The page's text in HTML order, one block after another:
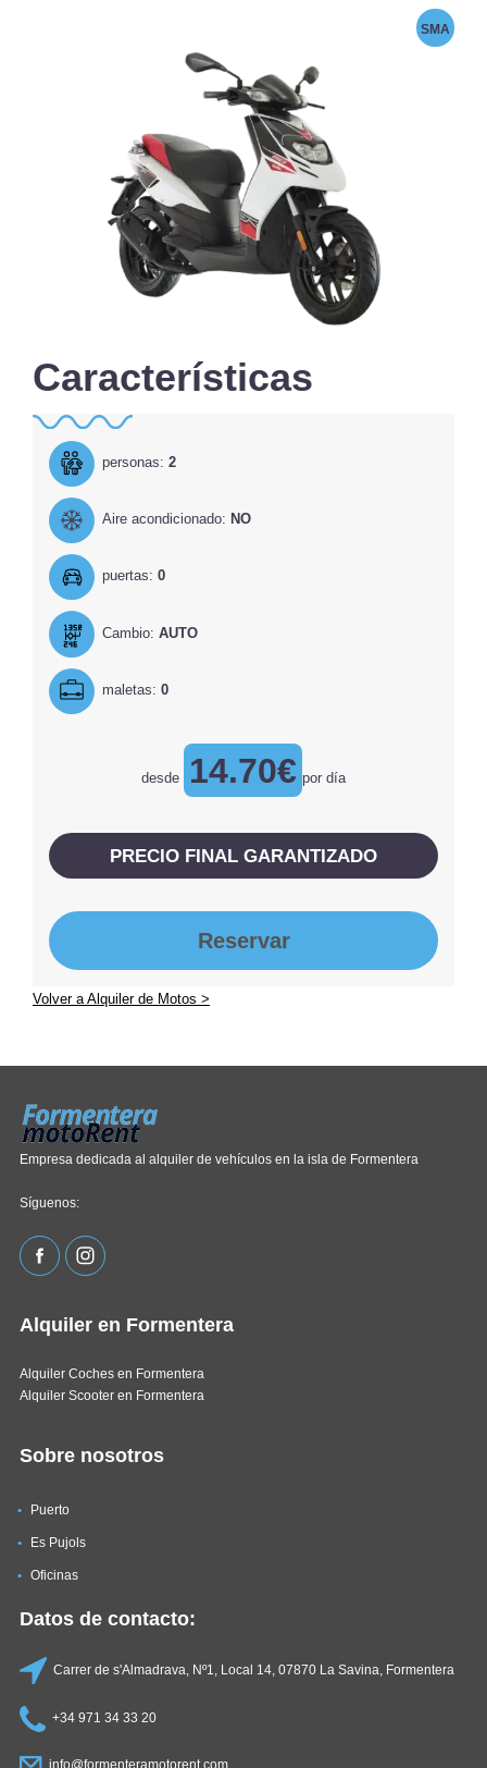
SMA
Características
personas: 2
Aire acondicionado: NO
puertas: 0
Cambio: AUTO
maletas: 0
desde 14.70€ por día
PRECIO FINAL GARANTIZADO
Reservar
Volver a Alquiler de Motos >
Empresa dedicada al alquiler de vehículos en la isla de Formentera
Síguenos:
Alquiler en Formentera
Alquiler Coches en Formentera
Alquiler Scooter en Formentera
Sobre nosotros
Puerto
Es Pujols
Oficinas
Datos de contacto:
Carrer de s'Almadrava, Nº1, Local 14, 07870 La Savina, Formentera
+34 971 34 33 20
info@formenteramotorent.com